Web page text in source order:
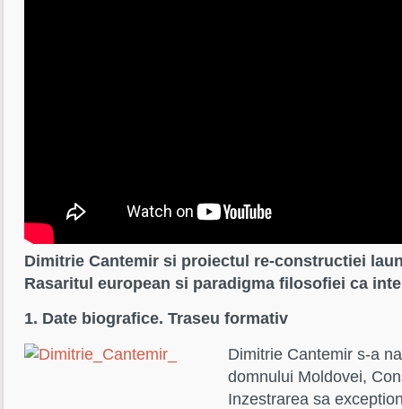
Dimitrie Cantemir si proiectul re-constructiei
Rasaritul european si paradigma filosofiei ca
1. Date biografice. Traseu formativ
Dimitrie Cantemir s-a
domnului Moldovei,
Inzestrarea sa